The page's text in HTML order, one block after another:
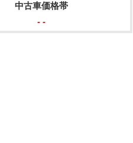
中古車価格帯
- -